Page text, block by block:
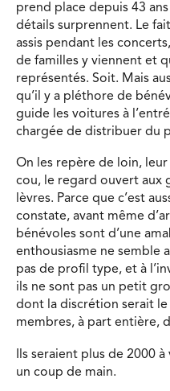
prend place depuis 43
détails surprennent. Le
assis pendant les
de familles y viennent et
représentés. Soit. Mais
qu’il y a pléthore de
guide les voitures à
chargée de distribuer du
On les repère de loin,
cou, le regard ouvert aux
lèvres. Parce que c’est
constate, avant même
bénévoles sont d’une
enthousiasme ne semble
pas de profil type, et à
ils ne sont pas un petit
dont la discrétion serait
membres, à part entière,
Ils seraient plus de 2000
un coup de main.